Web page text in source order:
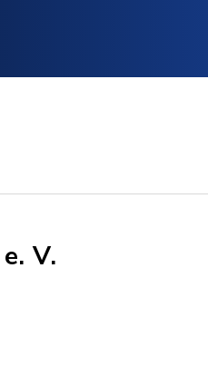
V.